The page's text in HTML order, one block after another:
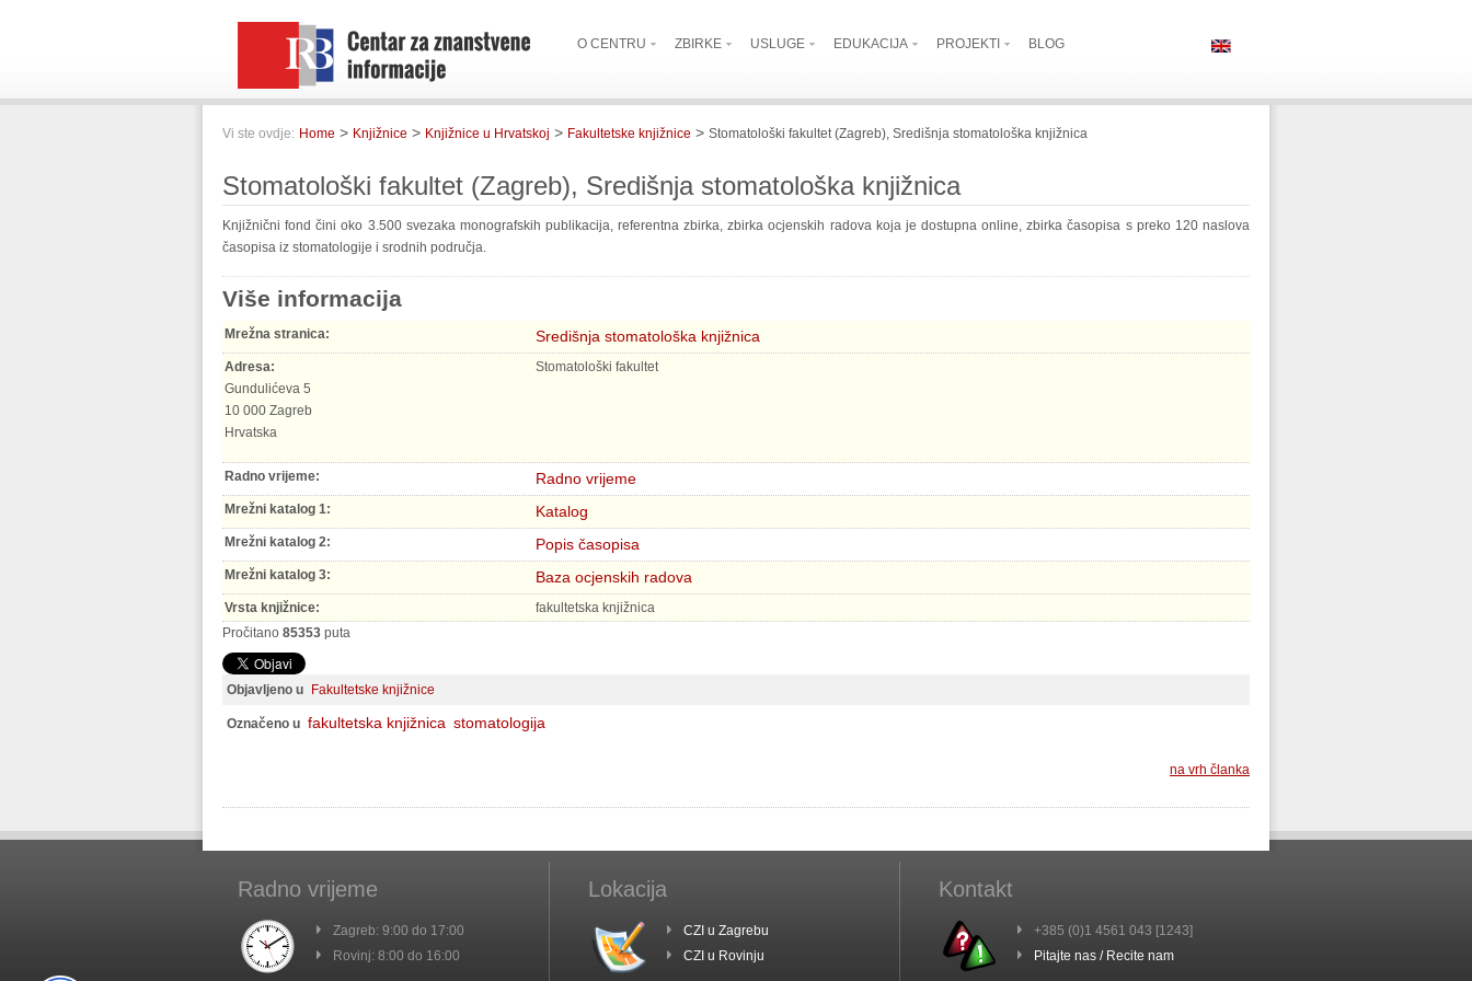
O CENTRU ZBIRKE USLUGE EDUKACIJA PROJEKTI BLOG
Vi ste ovdje: Home > Knjižnice > Knjižnice u Hrvatskoj > Fakultetske knjižnice > Stomatološki fakultet (Zagreb), Središnja stomatološka knjižnica
Stomatološki fakultet (Zagreb), Središnja stomatološka knjižnica
Knjižnični fond čini oko 3.500 svezaka monografskih publikacija, referentna zbirka, zbirka ocjenskih radova koja je dostupna online, zbirka časopisa s preko 120 naslova
časopisa iz stomatologije i srodnih područja.
Više informacija
Mrežna stranica: Središnja stomatološka knjižnica
Adresa:
Stomatološki fakultet
Gundulićeva 5
10 000 Zagreb
Hrvatska
Radno vrijeme: Radno vrijeme
Mrežni katalog 1: Katalog
Mrežni katalog 2: Popis časopisa
Mrežni katalog 3: Baza ocjenskih radova
Vrsta knjižnice:
fakultetska knjižnica
Pročitano 85353 puta
Objavljeno u Fakultetske knjižnice
Označeno u fakultetska knjižnica stomatologija
na vrh članka
Radno vrijeme
Zagreb: 9:00 do 17:00
Rovinj: 8:00 do 16:00
Lokacija
CZI u Zagrebu
CZI u Rovinju
Kontakt
+385 (0)1 4561 043 [1243]
Pitajte nas / Recite nam